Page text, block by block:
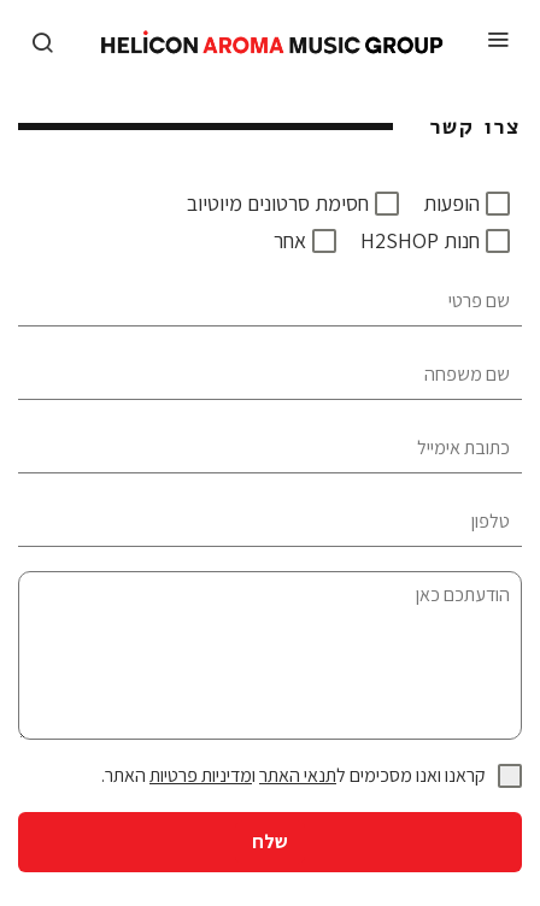
צרו קשר
הופעות
חסימת סרטונים מיוטיוב
חנות H2SHOP
אחר
קראנו ואנו מסכימים לתנאי האתרומדיניות פרטיותהאתר.
שלח